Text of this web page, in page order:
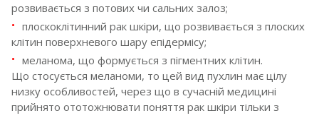
розвивається з потових чи сальних залоз;
плоскоклітинний рак шкіри, що розвивається з плоских
клітин поверхневого шару епідермісу;
меланома, що формується з пігментних клітин.
Що стосується меланоми, то цей вид пухлин має цілу
низку особливостей, через що в сучасній медицині
прийнято ототожнювати поняття рак шкіри тільки з